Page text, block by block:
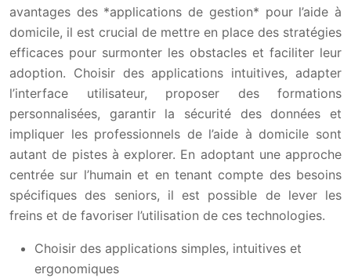
avantages des *applications de gestion* pour l’aide à
domicile, il est crucial de mettre en place des stratégies
efficaces pour surmonter les obstacles et faciliter leur
adoption. Choisir des applications intuitives, adapter
l’interface utilisateur, proposer des formations
personnalisées, garantir la sécurité des données et
impliquer les professionnels de l’aide à domicile sont
autant de pistes à explorer. En adoptant une approche
centrée sur l’humain et en tenant compte des besoins
spécifiques des seniors, il est possible de lever les
freins et de favoriser l’utilisation de ces technologies.
Choisir des applications simples, intuitives et
ergonomiques